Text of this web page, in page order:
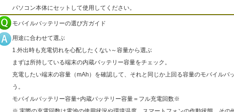
パソコン本体にセットして使用してください。
モバイルバッテリーの選び方ガイド
用途に合わせて選ぶ
1.外出時も充電切れを心配したくない～容量から選ぶ
まずは所持している端末の内蔵バッテリー容量をチェック。
充電したい端末の容量（mAh）を確認して、それと同じか上回る容量のモバイルバ
う。
モバイルバッテリー容量÷内蔵バッテリー容量＝フル充電回数※